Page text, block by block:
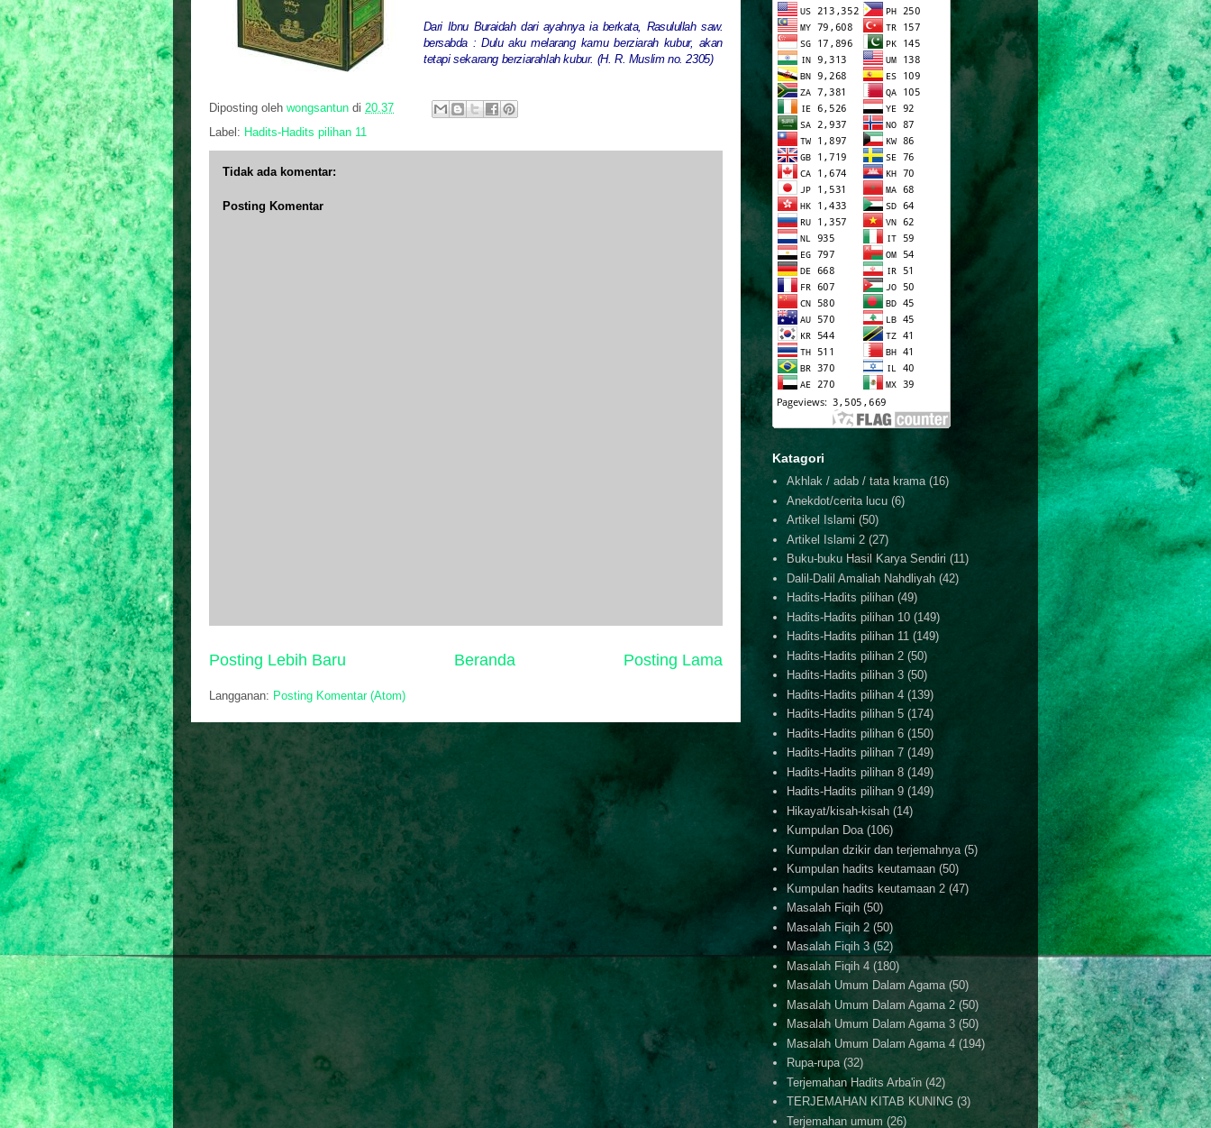
Dari Ibnu Buraidah dari ayahnya ia berkata, Rasulullah saw.
bersabda : Dulu aku melarang kamu berziarah kubur, akan
tetapi sekarang berziarahlah kubur. (H. R. Muslim no. 2305)
Diposting oleh wongsantun di 20.37
Label: Hadits-Hadits pilihan 11
Tidak ada komentar:
Posting Komentar
Posting Lebih Baru Posting Lama
Beranda
Langganan: Posting Komentar (Atom)
Katagori
Akhlak / adab / tata krama (16)
Anekdot/cerita lucu (6)
Artikel Islami (50)
Artikel Islami 2 (27)
Buku-buku Hasil Karya Sendiri (11)
Dalil-Dalil Amaliah Nahdliyah (42)
Hadits-Hadits pilihan (49)
Hadits-Hadits pilihan 10 (149)
Hadits-Hadits pilihan 11 (149)
Hadits-Hadits pilihan 2 (50)
Hadits-Hadits pilihan 3 (50)
Hadits-Hadits pilihan 4 (139)
Hadits-Hadits pilihan 5 (174)
Hadits-Hadits pilihan 6 (150)
Hadits-Hadits pilihan 7 (149)
Hadits-Hadits pilihan 8 (149)
Hadits-Hadits pilihan 9 (149)
Hikayat/kisah-kisah (14)
Kumpulan Doa (106)
Kumpulan dzikir dan terjemahnya (5)
Kumpulan hadits keutamaan (50)
Kumpulan hadits keutamaan 2 (47)
Masalah Fiqih (50)
Masalah Fiqih 2 (50)
Masalah Fiqih 3 (52)
Masalah Fiqih 4 (180)
Masalah Umum Dalam Agama (50)
Masalah Umum Dalam Agama 2 (50)
Masalah Umum Dalam Agama 3 (50)
Masalah Umum Dalam Agama 4 (194)
Rupa-rupa (32)
Terjemahan Hadits Arba'in (42)
TERJEMAHAN KITAB KUNING (3)
Terjemahan umum (26)